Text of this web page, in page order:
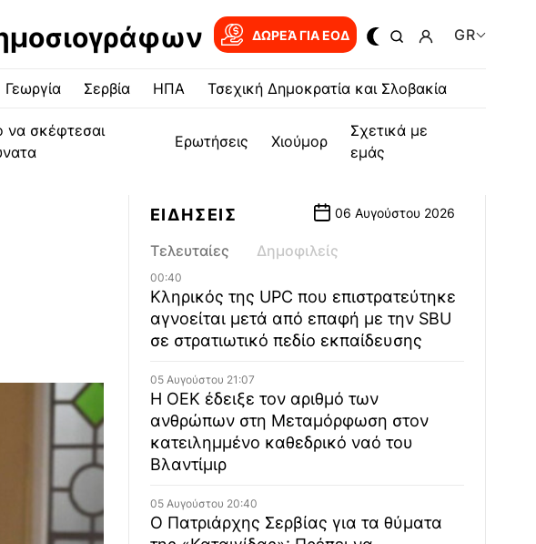
ΔΩΡΕΆ ΓΙΑ EOΔ GR
Γεωργία Σερβία ΗΠΑ Τσεχική Δημοκρατία και Σλοβακία
να σκέφτεσαι
Ερωτήσεις Χιούμορ
Σχετικά με
εμάς
ΕΙΔΗΣΕΙΣ 06 Αυγούστου 2026
Τελευταίες Δημοφιλείς
00:40
Κληρικός της UPC που επιστρατεύτηκε
αγνοείται μετά από επαφή με την SBU
σε στρατιωτικό πεδίο εκπαίδευσης
05 Αυγούστου 21:07
Η ΟΕΚ έδειξε τον αριθμό των
ανθρώπων στη Μεταμόρφωση στον
κατειλημμένο καθεδρικό ναό του
Βλαντίμιρ
05 Αυγούστου 20:40
Ο Πατριάρχης Σερβίας για τα θύματα